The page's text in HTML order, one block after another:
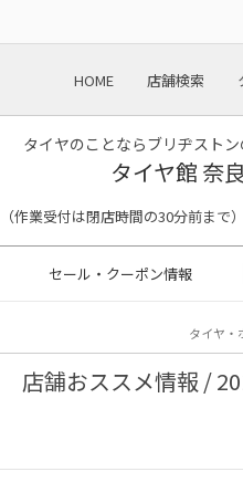
HOME 店舗検索
タイヤのことならブリヂスト
タイヤ館 奈良
作業受付は閉店時間の30分前まで）
セール・クーポン情報
タイヤ・
店舗おススメ情報 /